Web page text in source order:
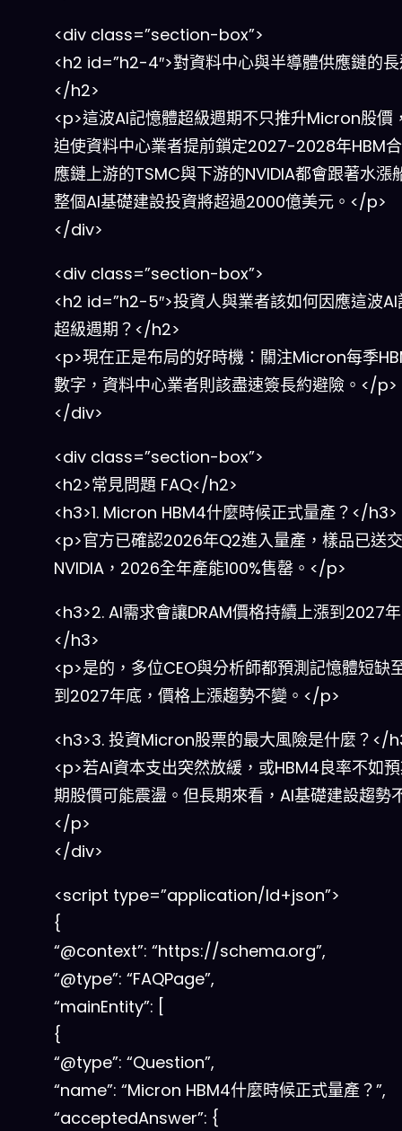
<div class=”section-box”>
<h2 id=”h2-4″>對資料中心與半導體供應鏈的
</h2>
<p>這波AI記憶體超級週期不只推升Micron股價
迫使資料中心業者提前鎖定2027-2028年HBM
應鏈上游的TSMC與下游的NVIDIA都會跟著水漲
整個AI基礎建設投資將超過2000億美元。</p>
</div>
<div class=”section-box”>
<h2 id=”h2-5″>投資人與業者該如何因應這波AI
超級週期？</h2>
<p>現在正是布局的好時機：關注Micron每季
數字，資料中心業者則該盡速簽長約避險。</p>
</div>
<div class=”section-box”>
<h2>常見問題 FAQ</h2>
<h3>1. Micron HBM4什麼時候正式量產？</h3>
<p>官方已確認2026年Q2進入量產，樣品已送交
NVIDIA，2026全年產能100%售罄。</p>
<h3>2. AI需求會讓DRAM價格持續上漲到2027
</h3>
<p>是的，多位CEO與分析師都預測記憶體短缺
到2027年底，價格上漲趨勢不變。</p>
<h3>3. 投資Micron股票的最大風險是什麼？</
<p>若AI資本支出突然放緩，或HBM4良率不如
期股價可能震盪。但長期來看，AI基礎建設趨勢
</p>
</div>
<script type=”application/ld+json”>
{
“@context”: “https://schema.org”,
“@type”: “FAQPage”,
“mainEntity”: [
{
“@type”: “Question”,
“name”: “Micron HBM4什麼時候正式量產？”,
“acceptedAnswer”: {